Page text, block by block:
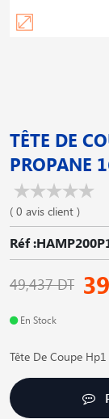
TÊTE DE
PROPANE
( 0 avis client )
Réf
49,437 DT
En Stock
Tête De Coupe